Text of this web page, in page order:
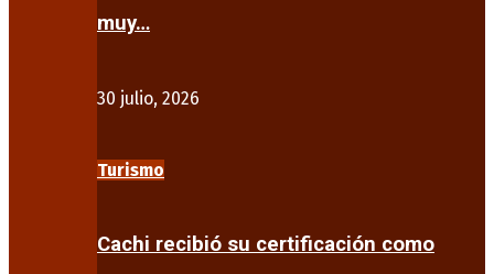
muy…
30 julio, 2026
Turismo
Cachi recibió su certificación como